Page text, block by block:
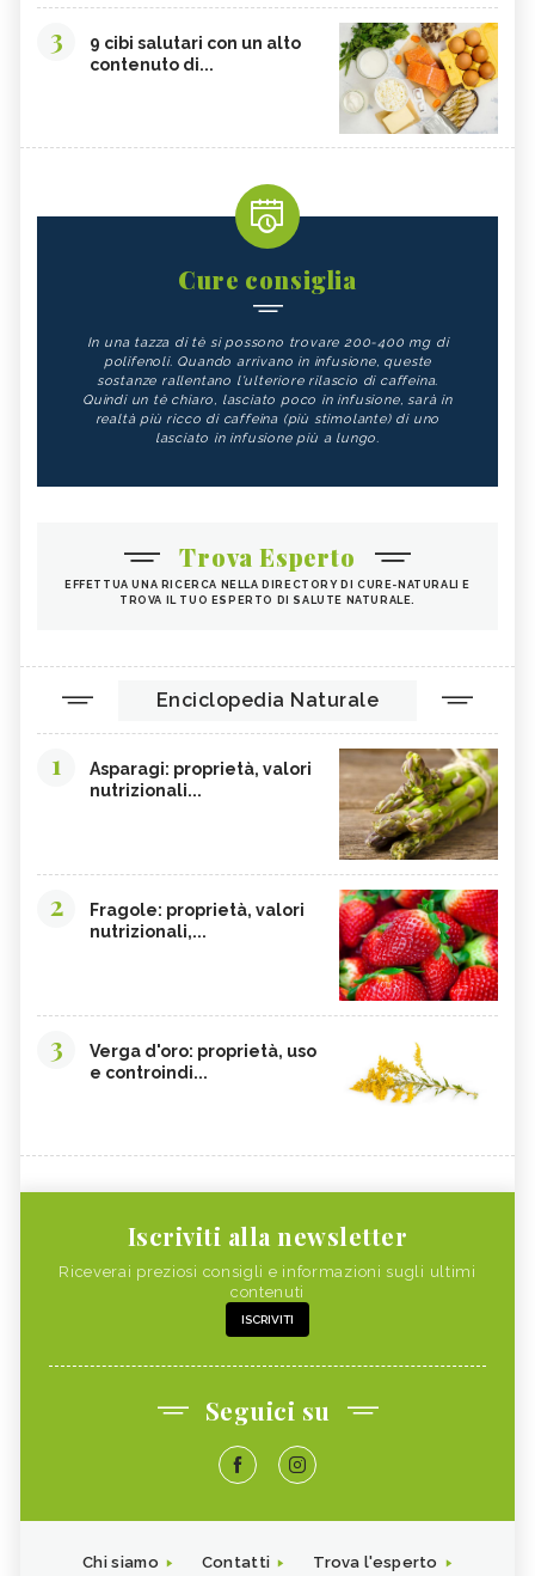
3
9 cibi salutari con un alto
contenuto di...
Cure consiglia
In una tazza di tè si possono trovare 200-400 mg di
polifenoli. Quando arrivano in infusione, queste
sostanze rallentano l'ulteriore rilascio di caffeina.
Quindi un tè chiaro, lasciato poco in infusione, sarà in
realtà più ricco di caffeina (più stimolante) di uno
lasciato in infusione più a lungo.
Trova Esperto
EFFETTUA UNA RICERCA NELLA DIRECTORY DI CURE-NATURALI E
TROVA IL TUO ESPERTO DI SALUTE NATURALE.
Enciclopedia Naturale
1
Asparagi: proprietà, valori
nutrizionali...
2
Fragole: proprietà, valori
nutrizionali,...
3
Verga d'oro: proprietà, uso
e controindi...
Iscriviti alla newsletter
Riceverai preziosi consigli e informazioni sugli ultimi
contenuti
ISCRIVITI
Seguici su
Chi siamo Contatti Trova l'esperto